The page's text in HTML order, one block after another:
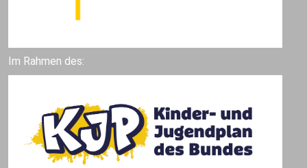
Im Rahmen des: